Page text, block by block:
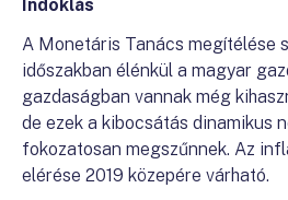
Indoklás
A Monetáris Tanács megítélése
időszakban élénkül a magyar
gazdaságban vannak még
de ezek a kibocsátás dinamikus
fokozatosan megszűnnek. Az
elérése 2019 közepére várható.